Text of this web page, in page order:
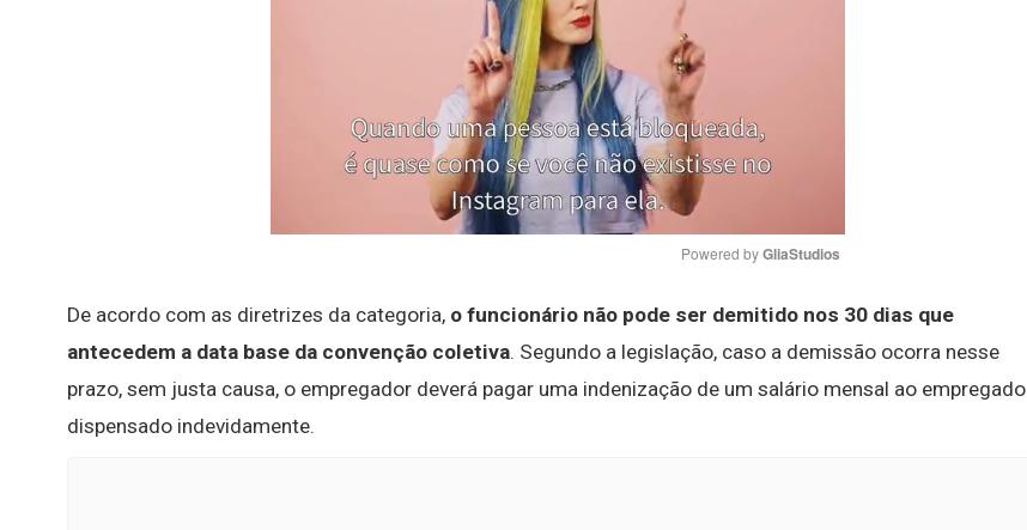
Mute
Powered by GliaStudios
De acordo com as diretrizes da categoria, o funcionário não pode ser demitido nos 30 dias que
antecedem a data base da convenção coletiva. Segundo a legislação, caso a demissão ocorra nesse
prazo, sem justa causa, o empregador deverá pagar uma indenização de um salário mensal ao empregado
dispensado indevidamente.